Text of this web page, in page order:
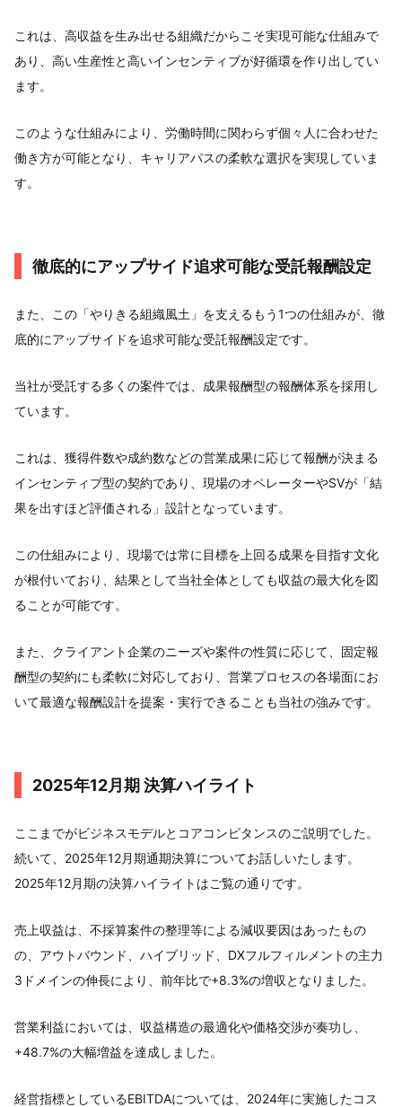
これは、高収益を生み出せる組織だからこそ実現可能な仕組みで
あり、高い生産性と高いインセンティブが好循環を作り出してい
ます。
このような仕組みにより、労働時間に関わらず個々人に合わせた
働き方が可能となり、キャリアパスの柔軟な選択を実現していま
す。
徹底的にアップサイド追求可能な受託報酬設定
また、この「やりきる組織風土」を支えるもう1つの仕組みが、徹
底的にアップサイドを追求可能な受託報酬設定です。
当社が受託する多くの案件では、成果報酬型の報酬体系を採用し
ています。
これは、獲得件数や成約数などの営業成果に応じて報酬が決まる
インセンティブ型の契約であり、現場のオペレーターやSVが「結
果を出すほど評価される」設計となっています。
この仕組みにより、現場では常に目標を上回る成果を目指す文化
が根付いており、結果として当社全体としても収益の最大化を図
ることが可能です。
また、クライアント企業のニーズや案件の性質に応じて、固定報
酬型の契約にも柔軟に対応しており、営業プロセスの各場面にお
いて最適な報酬設計を提案・実行できることも当社の強みです。
2025年12月期 決算ハイライト
ここまでがビジネスモデルとコアコンピタンスのご説明でした。
続いて、2025年12月期通期決算についてお話しいたします。
2025年12月期の決算ハイライトはご覧の通りです。
売上収益は、不採算案件の整理等による減収要因はあったもの
の、アウトバウンド、ハイブリッド、DXフルフィルメントの主力
3ドメインの伸長により、前年比で+8.3%の増収となりました。
営業利益においては、収益構造の最適化や価格交渉が奏功し、
+48.7%の大幅増益を達成しました。
経営指標としているEBITDAについては、2024年に実施したコス